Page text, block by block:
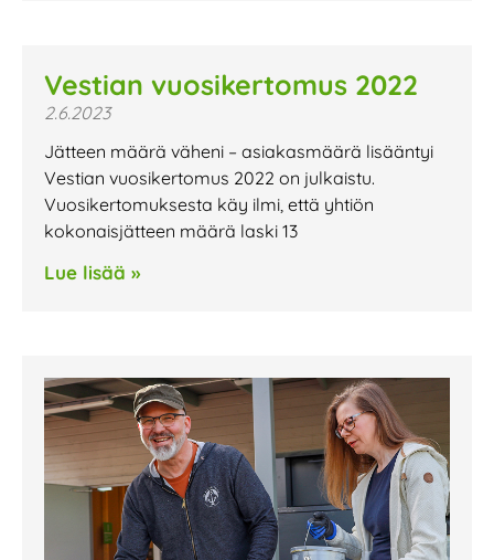
Vestian vuosikertomus 2022
2.6.2023
Jätteen määrä väheni – asiakasmäärä lisääntyi
Vestian vuosikertomus 2022 on julkaistu.
Vuosikertomuksesta käy ilmi, että yhtiön
kokonaisjätteen määrä laski 13
Lue lisää »